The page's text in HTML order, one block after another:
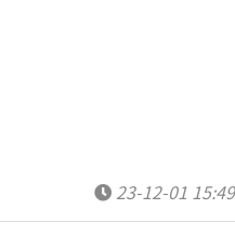
23-12-01 15:49